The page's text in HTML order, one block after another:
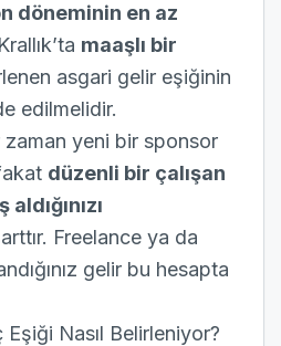
döneminin en az
maaşlı bir
asgari gelir eşiğinin
edilmelidir.
zaman yeni bir sponsor
düzenli bir çalışan
Freelance ya da
gelir bu hesapta
Nasıl Belirleniyor?